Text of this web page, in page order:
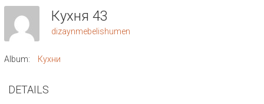
Кухня 43
dizaynmebelishumen
Album: Кухни
DETAILS